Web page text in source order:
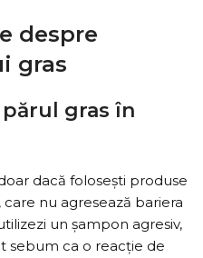
despre
gras
gras în
dacă folosești produse
nu agresează bariera
un șampon agresiv,
sebum ca o reacție de